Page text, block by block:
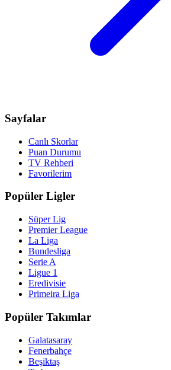
Sayfalar
Canlı Skorlar
Puan Durumu
TV Rehberi
Favorilerim
Popüler Ligler
Süper Lig
Premier League
La Liga
Bundesliga
Serie A
Ligue 1
Eredivisie
Primeira Liga
Popüler Takımlar
Galatasaray
Fenerbahçe
Beşiktaş